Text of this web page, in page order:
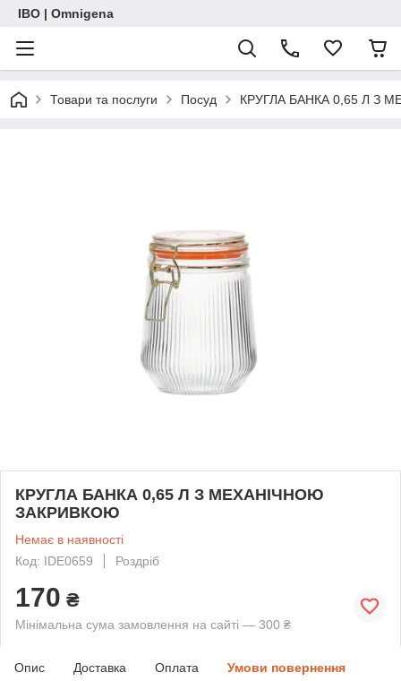
IBO | Omnigena
Товари та послуги Посуд КРУГЛА БАНКА 0,65 Л З
КРУГЛА БАНКА 0,65 Л З МЕХАНІЧНОЮ
ЗАКРИВКОЮ
Немає в наявності
Код: IDE0659
Роздріб
170 ₴
Мінімальна сума замовлення на сайті — 300 ₴
Опис Доставка Оплата Умови повернення